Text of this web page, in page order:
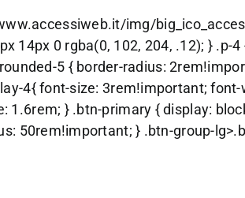
img/
14px 0 rgba(0, 102, 204, .12); }
5 { border-radius:
4{ font-size: 3rem!important;
} .btn-primary { display:
50rem!important; } .btn-group-